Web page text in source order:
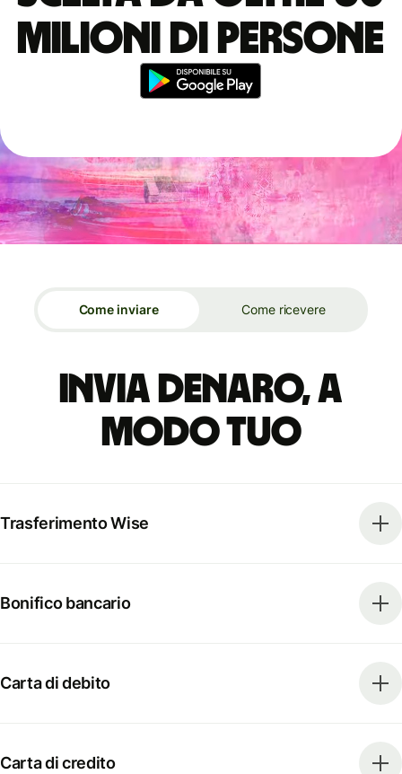
milioni di persone
Come inviare Come ricevere
Invia denaro, a
modo tuo
Trasferimento Wise
Bonifico bancario
Carta di debito
Carta di credito